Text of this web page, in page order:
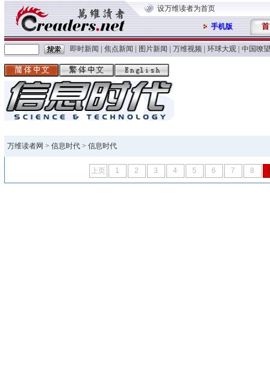
设万维读者为首页
手机版 首
即时新闻 焦点新闻 图片新闻 万维视频 环球大观 中国嘹望
万维读者网 > 信息时代 > 信息时代
上页 1 2 3 4 5 6 7 8